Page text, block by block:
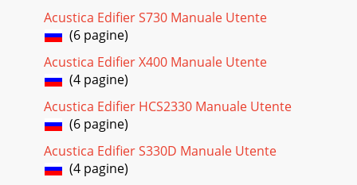
Acustica Edifier S730 Manuale Utente
(6 pagine)
Acustica Edifier X400 Manuale Utente
(4 pagine)
Acustica Edifier HCS2330 Manuale Utente
(6 pagine)
Acustica Edifier S330D Manuale Utente
(4 pagine)